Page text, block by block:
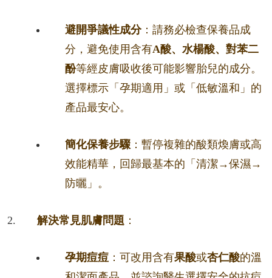
避開爭議性成分：請務必檢查保養品成
分，避免使用含有A酸、水楊酸、對苯二
酚等經皮膚吸收後可能影響胎兒的成分。
選擇標示「孕期適用」或「低敏溫和」的
產品最安心。
簡化保養步驟 ：暫停複雜的酸類煥膚或高
效能精華，回歸最基本的「清潔→保濕→
防曬」。
解決常見肌膚問題 ：
孕期痘痘 ：可改用含有果酸或杏仁酸的溫